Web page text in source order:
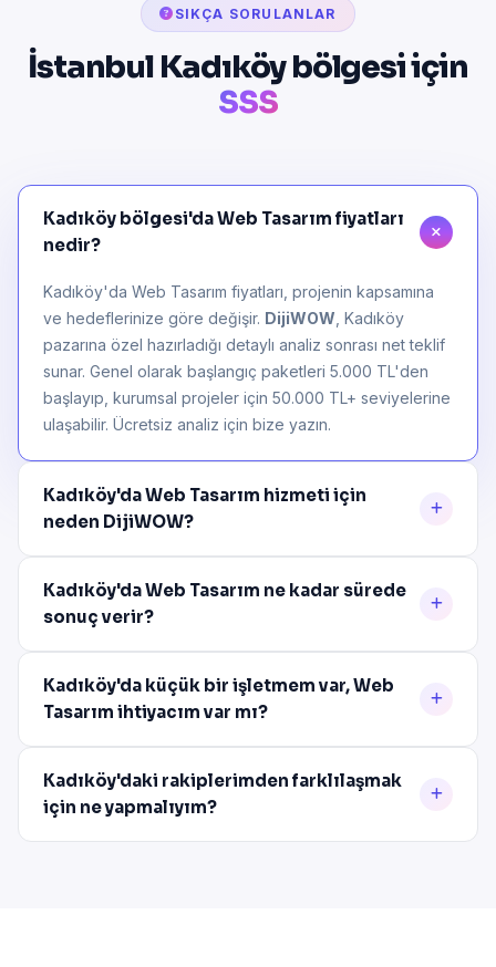
SIKÇA SORULANLAR
İstanbul Kadıköy bölgesi için
SSS
Kadıköy bölgesi'da Web Tasarım fiyatları
nedir?
Kadıköy'da Web Tasarım fiyatları, projenin kapsamına
ve hedeflerinize göre değişir. DijiWOW , Kadıköy
pazarına özel hazırladığı detaylı analiz sonrası net teklif
sunar. Genel olarak başlangıç paketleri 5.000 TL'den
başlayıp, kurumsal projeler için 50.000 TL+ seviyelerine
ulaşabilir. Ücretsiz analiz için bize yazın.
Kadıköy'da Web Tasarım hizmeti için
neden DijiWOW?
Kadıköy'da Web Tasarım ne kadar sürede
sonuç verir?
Kadıköy'da küçük bir işletmem var, Web
Tasarım ihtiyacım var mı?
Kadıköy'daki rakiplerimden farklılaşmak
için ne yapmalıyım?